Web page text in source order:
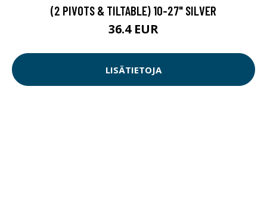
(2 PIVOTS & TILTABLE) 10-27" SILVER
36.4 EUR
LISÄTIETOJA